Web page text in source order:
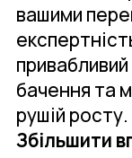
вашими
привабливий
бачення та
рушій росту.
Збільшити